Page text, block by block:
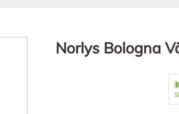
Norlys Bologna